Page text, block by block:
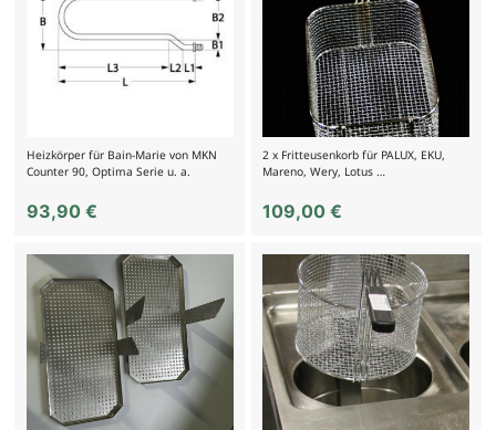
Heizkörper für Bain-Marie von MKN
Counter 90, Optima Serie u. a.
93,90 €
2 x Fritteusenkorb für PALUX, EKU,
Mareno, Wery, Lotus …
109,00€